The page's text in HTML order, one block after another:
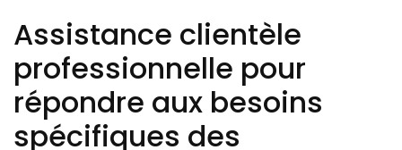
Assistance clientèle
professionnelle pour
répondre aux besoins
spécifiques des